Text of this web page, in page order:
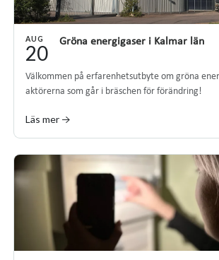
AUG
20 Gröna energigaser i Kalmar län
Välkommen på erfarenhetsutbyte om gröna
aktörerna som går i bräschen för förändring!
Läs mer →